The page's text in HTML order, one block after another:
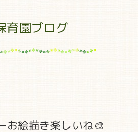
育園ブログ
お絵描き楽しいね🎨